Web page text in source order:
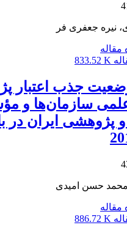
نیره جعفری فر
مقاله
833.52 K
جذب اعتبار
علمی سازمان‌ها و
پژوهشی ایران در
محمد حسن امیدی
مقاله
886.72 K